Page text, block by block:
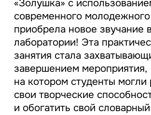
«Золушка» с
современного
приобрела новое звучание
лаборатории! Эта
занятия стала
завершением мероприятия,
на котором студенты могли
свои творческие
и обогатить свой